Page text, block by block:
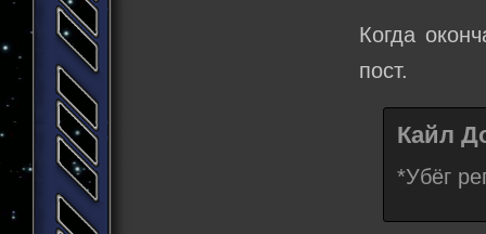
Когда
пост.
Кайл
*Убёг